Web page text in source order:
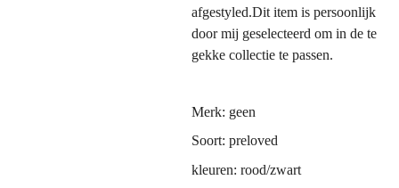
afgestyled.Dit item is persoonlijk
door mij geselecteerd om in de te
gekke collectie te passen.
Merk: geen
Soort: preloved
kleuren: rood/zwart